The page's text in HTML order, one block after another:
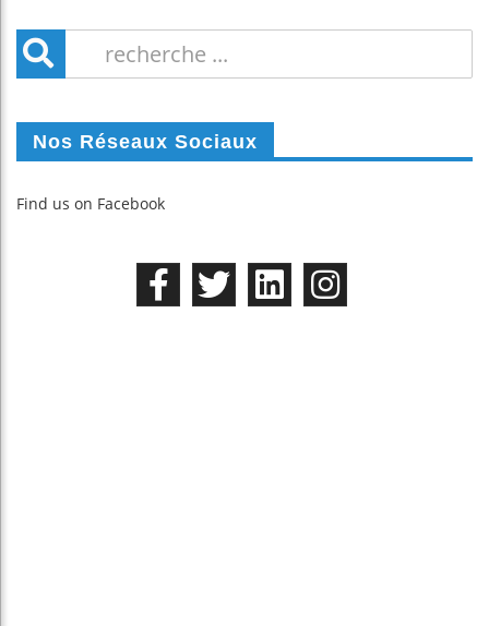
Nos Réseaux Sociaux
Find us on Facebook